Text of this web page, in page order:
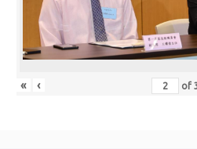
« ‹ of